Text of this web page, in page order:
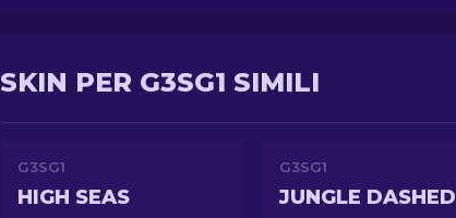
SKIN PER G3SG1 SIMILI
G3SG1
HIGH SEAS
G3SG1
JUNGLE DASHED